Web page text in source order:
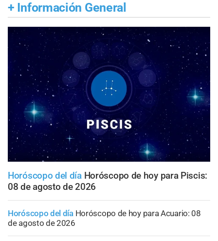
+ Información General
Horóscopo del día Horóscopo de hoy para Piscis:
08 de agosto de 2026
Horóscopo del día Horóscopo de hoy para Acuario: 08
de agosto de 2026